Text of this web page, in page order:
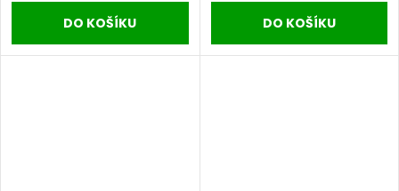
DO KOŠÍKU DO KOŠÍKU